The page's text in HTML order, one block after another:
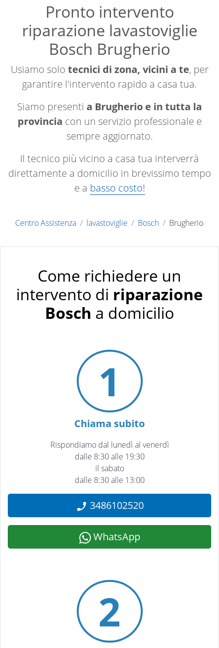
Pronto intervento
riparazione lavastoviglie
Bosch Brugherio
Usiamo solo tecnici di zona, vicini a te, per
garantire l'intervento rapido a casa tua.
Siamo presenti a Brugherio e in tutta la
provincia con un servizio professionale e
sempre aggiornato.
Il tecnico più vicino a casa tua interverrà
direttamente a domicilio in brevissimo tempo
e a basso costo!
Centro Assistenza lavastoviglie Bosch Brugherio
Come richiedere un
intervento di riparazione
Bosch a domicilio
1
Chiama subito
Rispondiamo dal lunedì al venerdì
dalle 8:30 alle 19:30
il sabato
dalle 8:30 alle 13:00
3486102520
WhatsApp
2